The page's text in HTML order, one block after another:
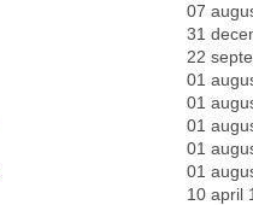
07
31
22
01
01
01
01
01
10 april